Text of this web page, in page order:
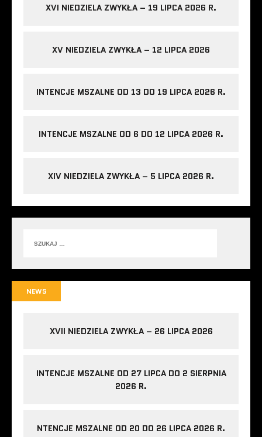
XVI NIEDZIELA ZWYKŁA – 19 LIPCA 2026 R.
XV NIEDZIELA ZWYKŁA – 12 LIPCA 2026
INTENCJE MSZALNE OD 13 DO 19 LIPCA 2026 R.
INTENCJE MSZALNE OD 6 DO 12 LIPCA 2026 R.
XIV NIEDZIELA ZWYKŁA – 5 LIPCA 2026 R.
NEWS
XVII NIEDZIELA ZWYKŁA – 26 LIPCA 2026
INTENCJE MSZALNE OD 27 LIPCA DO 2 SIERPNIA
2026 R.
NTENCJE MSZALNE OD 20 DO 26 LIPCA 2026 R.